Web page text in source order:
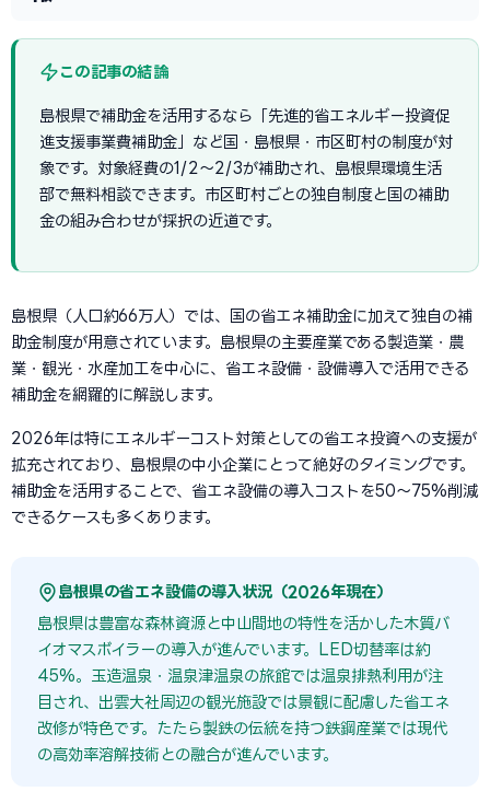
この記事の結論
島根県で補助金を活用するなら「先進的省エネルギー投資促
進支援事業費補助金」など国・島根県・市区町村の制度が対
象です。対象経費の1/2〜2/3が補助され、島根県環境生活
部で無料相談できます。市区町村ごとの独自制度と国の補助
金の組み合わせが採択の近道です。
島根県（人口約66万人）では、国の省エネ補助金に加えて独自の補
助金制度が用意されています。島根県の主要産業である製造業・農
業・観光・水産加工を中心に、省エネ設備・設備導入で活用できる
補助金を網羅的に解説します。
2026年は特にエネルギーコスト対策としての省エネ投資への支援が
拡充されており、島根県の中小企業にとって絶好のタイミングです。
補助金を活用することで、省エネ設備の導入コストを50〜75%削減
できるケースも多くあります。
島根県の省エネ設備の導入状況（2026年現在）
島根県は豊富な森林資源と中山間地の特性を活かした木質バ
イオマスボイラーの導入が進んでいます。LED切替率は約
45%。玉造温泉・温泉津温泉の旅館では温泉排熱利用が注
目され、出雲大社周辺の観光施設では景観に配慮した省エネ
改修が特色です。たたら製鉄の伝統を持つ鉄鋼産業では現代
の高効率溶解技術との融合が進んでいます。